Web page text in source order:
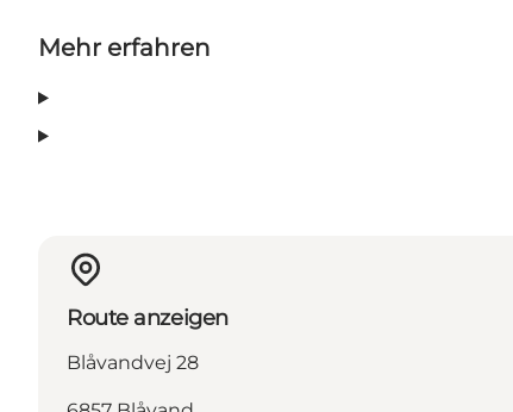
Mehr erfahren
Route anzeigen
Blåvandvej 28